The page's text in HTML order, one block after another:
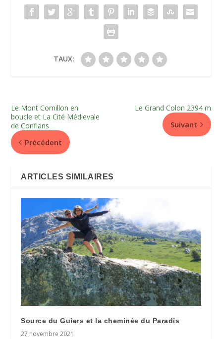
TAUX:
Le Mont Cornillon en
boucle et La Cité Médievale
de Conflans
Précédent
Le Grand Colon 2394 m
Suivant
ARTICLES SIMILAIRES
Source du Guiers et la cheminée du Paradis
27 novembre 2021